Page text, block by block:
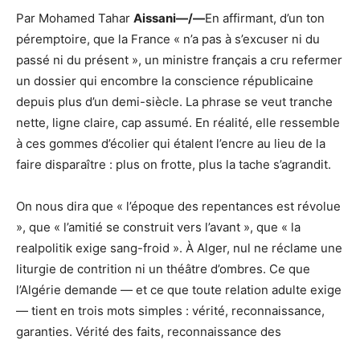
Par Mohamed Tahar Aissani—/—En affirmant, d’un ton
péremptoire, que la France « n’a pas à s’excuser ni du
passé ni du présent », un ministre français a cru refermer
un dossier qui encombre la conscience républicaine
depuis plus d’un demi-siècle. La phrase se veut tranche
nette, ligne claire, cap assumé. En réalité, elle ressemble
à ces gommes d’écolier qui étalent l’encre au lieu de la
faire disparaître : plus on frotte, plus la tache s’agrandit.
On nous dira que « l’époque des repentances est révolue
», que « l’amitié se construit vers l’avant », que « la
realpolitik exige sang-froid ». À Alger, nul ne réclame une
liturgie de contrition ni un théâtre d’ombres. Ce que
l’Algérie demande — et ce que toute relation adulte exige
— tient en trois mots simples : vérité, reconnaissance,
garanties. Vérité des faits, reconnaissance des